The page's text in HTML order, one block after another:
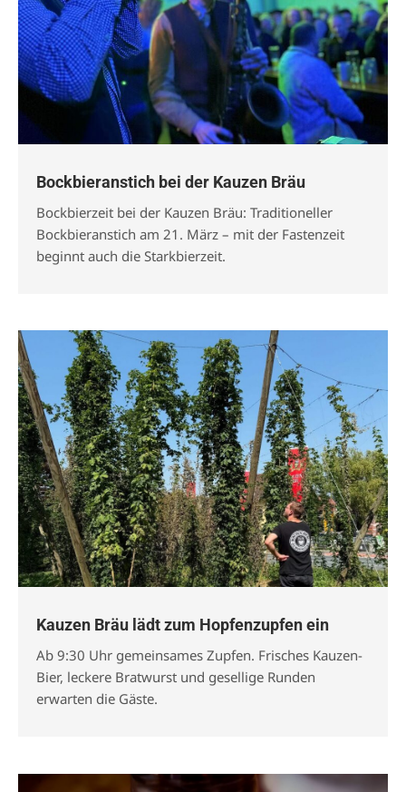
Bockbieranstich bei der Kauzen Bräu
Bockbierzeit bei der Kauzen Bräu: Traditioneller
Bockbieranstich am 21. März – mit der Fastenzeit
beginnt auch die Starkbierzeit.
Kauzen Bräu lädt zum Hopfenzupfen ein
Ab 9:30 Uhr gemeinsames Zupfen. Frisches Kauzen-
Bier, leckere Bratwurst und gesellige Runden
erwarten die Gäste.